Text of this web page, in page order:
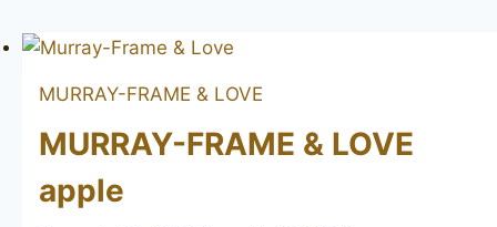
MURRAY-FRAME & LOVE
MURRAY-FRAME & LOVE
apple